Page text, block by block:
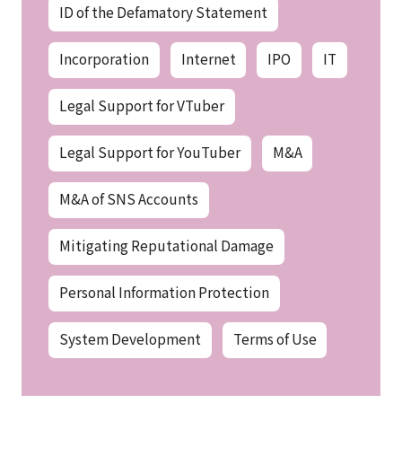
ID of the Defamatory Statement
Incorporation Internet IPO IT
Legal Support for VTuber
Legal Support for YouTuber M&A
M&A of SNS Accounts
Mitigating Reputational Damage
Personal Information Protection
System Development Terms of Use